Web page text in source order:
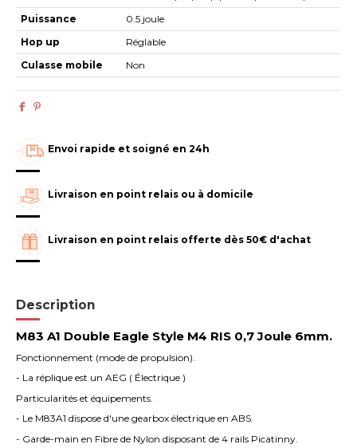
Puissance
0.5 joule
Hop up
Réglable
Culasse mobile
Non
Envoi rapide et soigné en 24h
Livraison en point relais ou à domicile
Livraison en point relais offerte dès 50€ d'achat
Description
M83 A1 Double Eagle Style M4 RIS 0,7 Joule 6mm.
Fonctionnement (mode de propulsion).
- La réplique est un AEG ( Électrique )
Particularités et équipements.
- Le M83A1 dispose d'une gearbox électrique en ABS.
- Garde-main en Fibre de Nylon disposant de 4 rails Picatinny.